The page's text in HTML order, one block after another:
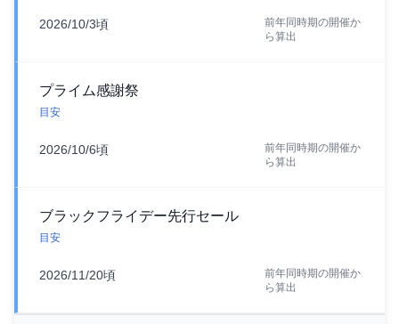
2026/10/3頃
前年同時期の開催か
ら算出
プライム感謝祭
目安
2026/10/6頃
前年同時期の開催か
ら算出
ブラックフライデー先行セール
目安
2026/11/20頃
前年同時期の開催か
ら算出